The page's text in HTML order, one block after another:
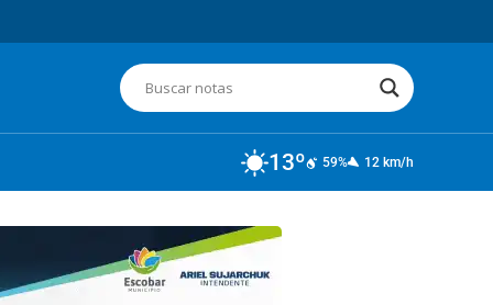
13º 59% 12 km/h